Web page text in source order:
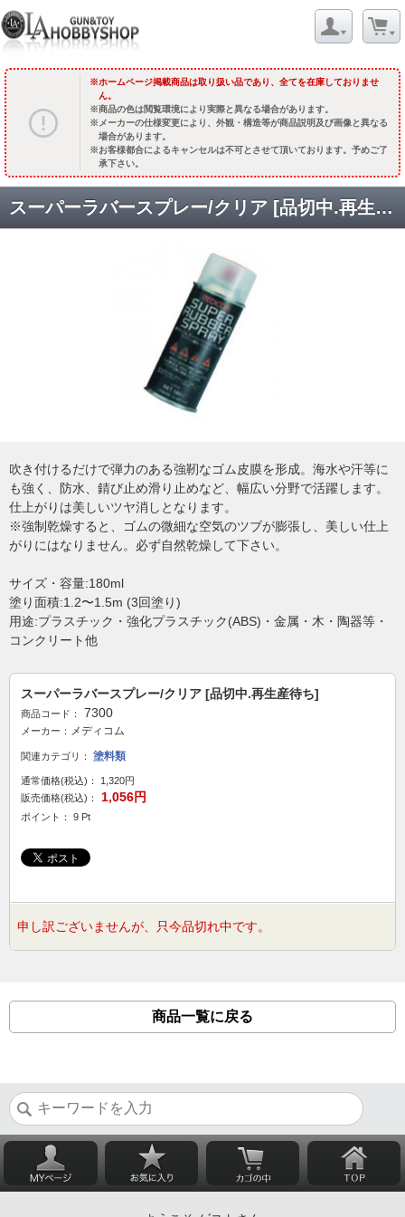
ホームページ掲載商品は取り扱い品であり、全てを在庫しておりませ
ん。
商品の色は閲覧環境により実際と異なる場合があります。
メーカーの仕様変更により、外観・構造等が商品説明及び画像と異なる
場合があります。
お客様都合によるキャンセルは不可とさせて頂いております。予めご了
承下さい。
スーパーラバースプレー/クリア [品切中.再生産待ち]
吹き付けるだけで弾力のある強靭なゴム皮膜を形成。海水や汗等に
も強く、防水、錆び止め滑り止めなど、幅広い分野で活躍します。
仕上がりは美しいツヤ消しとなります。
※強制乾燥すると、ゴムの微細な空気のツブが膨張し、美しい仕上
がりにはなりません。必ず自然乾燥して下さい。
サイズ・容量:180ml
塗り面積:1.2〜1.5m (3回塗り)
用途:プラスチック・強化プラスチック(ABS)・金属・木・陶器等・
コンクリート他
スーパーラバースプレー/クリア [品切中.再生産待ち]
商品コード： 7300
メーカー： メディコム
関連カテゴリ： 塗料類
通常価格(税込)：
1,320円
販売価格(税込)：
1,056円
ポイント： 9 Pt
申し訳ございませんが、只今品切れ中です。
商品一覧に戻る